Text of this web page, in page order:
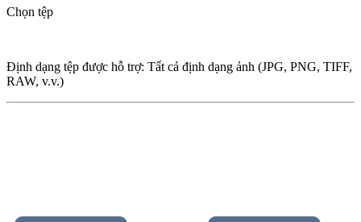
Chọn tệp
Định dạng tệp được hỗ trợ: Tất cả định dạng ảnh (JPG, PNG, TIFF,
RAW, v.v.)